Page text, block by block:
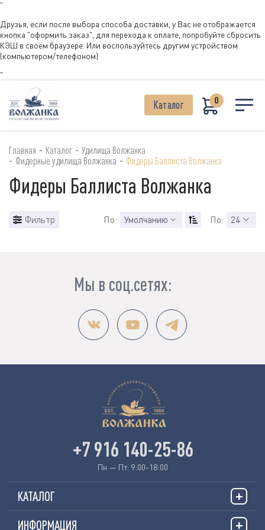
"
Друзья, если после выбора способа доставки, у Вас не отображается
кнопка "оформить заказ", для перехода к оплате, попробуйте сбросить
КЭШ в своём браузере. Или воспользуйтесь другим устройством
(компьютером/телефоном)
"
Каталог 0
Главная - Каталог - Удилища Волжанка
- Фидерные удилища Волжанка - Фидеры Баллиста Волжанка
Фидеры Баллиста Волжанка
Фильтр По: Умолчанию По: 24
Мы в соц.сетях:
КАТАЛОГ
ИНФОРМАЦИЯ
+7 916 140-25-86
Пн — Пт: 9:00-18:00